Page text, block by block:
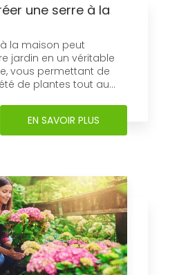
une serre à la
la maison peut
jardin en un véritable
vous permettant de
de plantes tout au...
EN SAVOIR PLUS